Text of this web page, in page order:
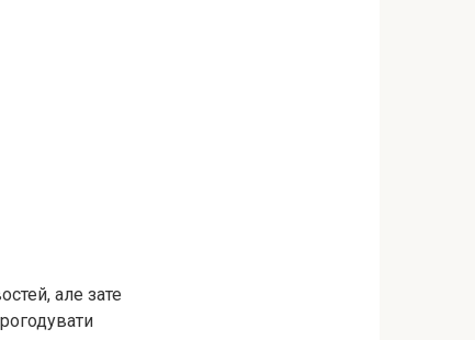
але зате